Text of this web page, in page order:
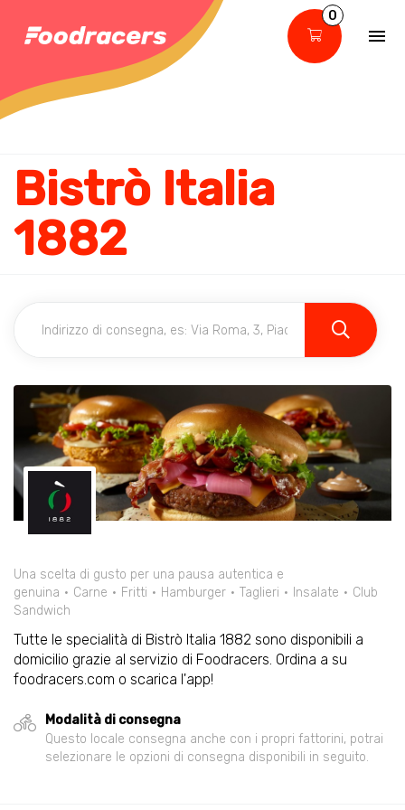
0
Bistrò Italia
1882
Una scelta di gusto per una pausa autentica e
genuina
Carne Fritti Hamburger Taglieri Insalate
Club
Sandwich
Tutte le specialità di Bistrò Italia 1882 sono disponibili a
domicilio grazie al servizio di Foodracers. Ordina a su
foodracers.com o scarica l'app!
Modalità di consegna
Questo locale consegna anche con i propri fattorini, potrai
selezionare le opzioni di consegna disponibili in seguito.